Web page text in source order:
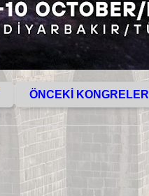
ÖNCEKİ KONGRELER